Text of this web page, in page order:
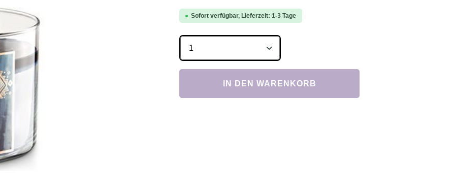
Sofort verfügbar, Lieferzeit: 1-3 Tage
Produkt Anzahl: Gib den gewünschten Wert ein
IN DEN WARENKORB